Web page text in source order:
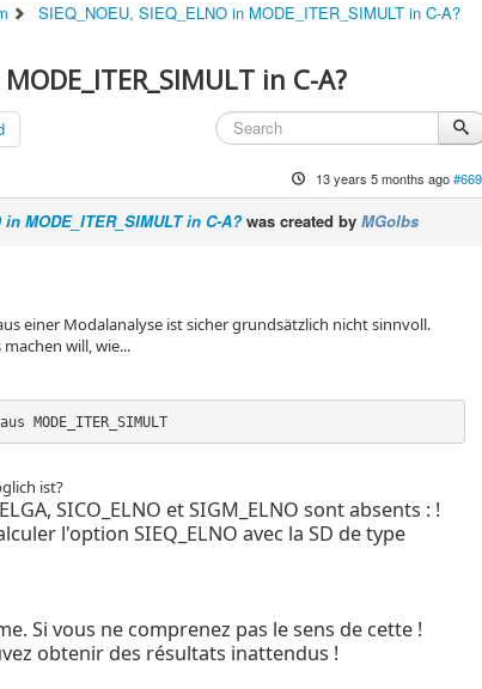
SIEQ_NOEU, SIEQ_ELNO in MODE_ITER_SIMULT in C-A?
in C-A?
13 years 5 months ago
MODE_ITER_SIMULT in C-A? was created byMGolbs
einer Modalanalyse ist sicher grundsätzlich nicht sinnvoll.
will, wie...
MODE_ITER_SIMULT
ist?
SICO_ELNO et SIGM_ELNO sont absents : !
l'option SIEQ_ELNO avec la SD de type
Si vous ne comprenez pas le sens de cette !
obtenir des résultats inattendus !